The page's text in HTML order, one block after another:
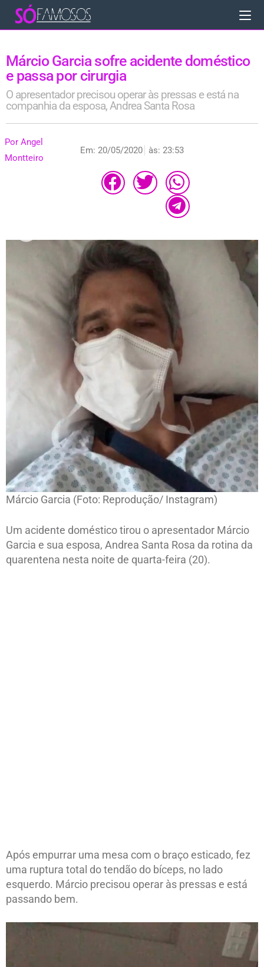
Márcio Garcia sofre acidente doméstico
e passa por cirurgia
O apresentador precisou operar às pressas e está na
companhia da esposa, Andrea Santa Rosa
Por Angel
Montteiro
Em: 20/05/2020 às: 23:53
Márcio Garcia (Foto: Reprodução/ Instagram)
Um acidente doméstico tirou o apresentador Márcio
Garcia e sua esposa, Andrea Santa Rosa da rotina da
quarentena nesta noite de quarta-feira (20).
Após empurrar uma mesa com o braço esticado, fez
uma ruptura total do tendão do bíceps, no lado
esquerdo. Márcio precisou operar às pressas e está
passando bem.